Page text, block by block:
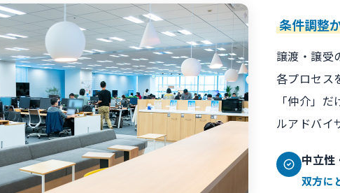
条件調整
譲渡・譲受
各プロセス
「仲介」
ルアドバイ
中立性
双方に